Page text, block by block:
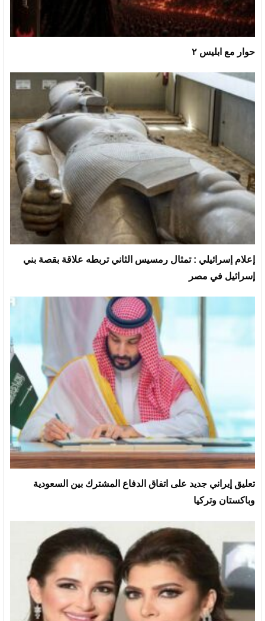
حوار مع ابليس ٢
إعلام إسرائيلي : تمثال رمسيس الثاني تربطه علاقة بقصة بني
إسرائيل في مصر
تعليق إيراني جديد على اتفاق الدفاع المشترك بين السعودية
وباكستان وتركيا